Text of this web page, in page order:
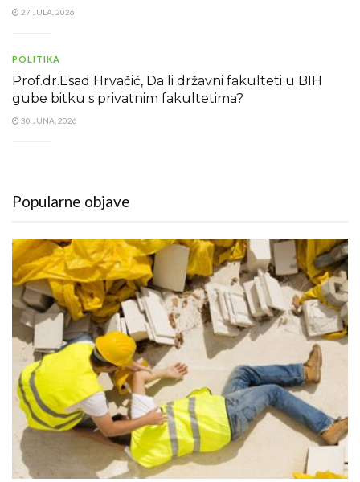
27 JULA, 2026
POLITIKA
Prof.dr.Esad Hrvačić, Da li državni fakulteti u BIH
gube bitku s privatnim fakultetima?
30 JUNA, 2026
Popularne objave